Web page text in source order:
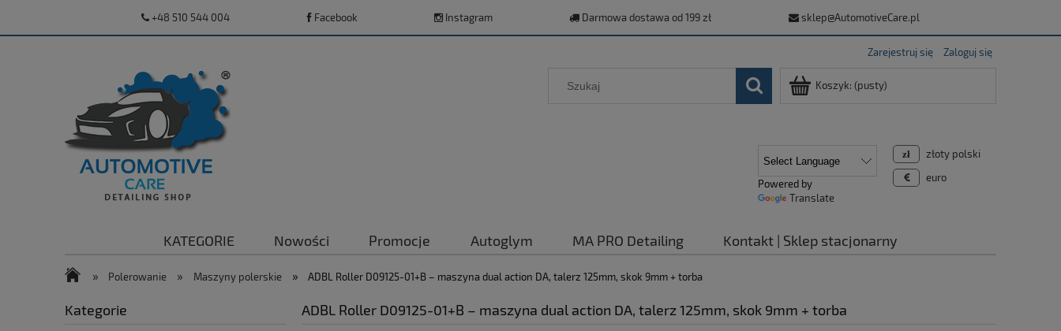
+48 510 544 004 Facebook Instagram Darmowa dostawa od 199 zł sklep@AutomotiveCare.pl
Zarejestruj się Zaloguj się
Koszyk: (pusty)
złoty polski
euro
Powered by
Translate
KATEGORIE Nowości Promocje Autoglym MA PRO Detailing Kontakt | Sklep stacjonarny
» Polerowanie » Maszyny polerskie » ADBL Roller D09125-01+B – maszyna dual action DA, talerz 125mm, skok 9mm + torba
Kategorie ADBL Roller D09125-01+B – maszyna dual action DA, talerz 125mm, skok 9mm + torba